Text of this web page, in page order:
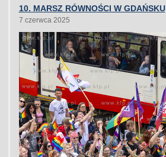
10. MARSZ RÓWNOŚCI W GDAŃSKU
7 czerwca 2025